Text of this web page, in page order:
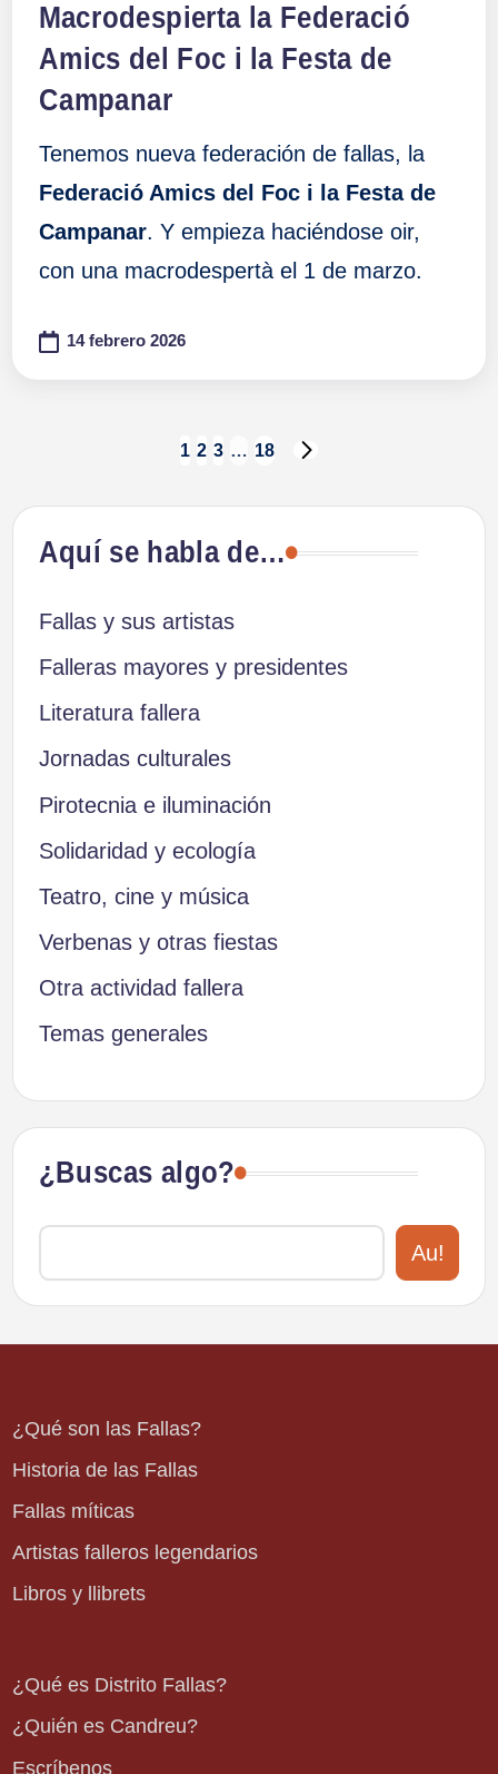
Macrodespierta la Federació
Amics del Foc i la Festa de
Campanar
Tenemos nueva federación de fallas, la
Federació Amics del Foc i la Festa de
Campanar. Y empieza haciéndose oir,
con una macrodespertà el 1 de marzo.
14 febrero 2026
Paginación
de
entradas
1 2 3 … 18
Aquí se habla de…
Fallas y sus artistas
Falleras mayores y presidentes
Literatura fallera
Jornadas culturales
Pirotecnia e iluminación
Solidaridad y ecología
Teatro, cine y música
Verbenas y otras fiestas
Otra actividad fallera
Temas generales
¿Buscas algo?
Au!
¿Qué son las Fallas?
Historia de las Fallas
Fallas míticas
Artistas falleros legendarios
Libros y llibrets
¿Qué es Distrito Fallas?
¿Quién es Candreu?
Escríbenos